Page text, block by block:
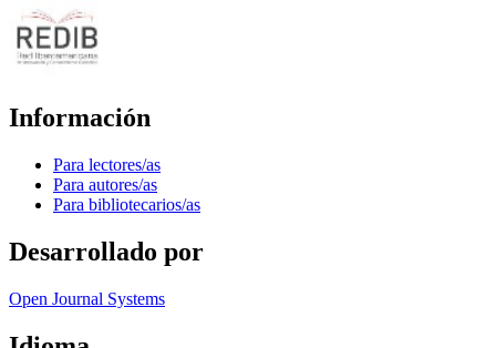
Información
Para lectores/as
Para autores/as
Para bibliotecarios/as
Desarrollado por
Open Journal Systems